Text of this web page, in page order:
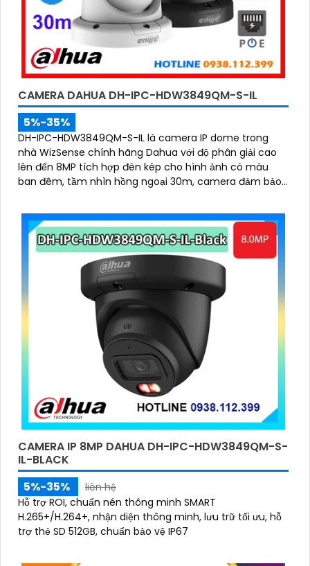
CAMERA DAHUA DH-IPC-HDW3849QM-S-IL
5%-35%
DH-IPC-HDW3849QM-S-IL là camera IP dome trong
nhà WizSense chính hãng Dahua với độ phân giải cao
lên đến 8MP tích hợp đèn kép cho hình ảnh có màu
ban đêm, tầm nhìn hồng ngoại 30m, camera đảm bảo
thẻ nhớ lên đến 512GB, tích hợp micro ghi âm, chuẩn
POE và khả năng nhận diện chính xác người và phương
tiện giám sát an ninh tốt
CAMERA IP 8MP DAHUA DH-IPC-HDW3849QM-S-
IL-BLACK
5%-35%
liên hệ
Hỗ trợ ROI, chuẩn nén thông minh SMART
H.265+/H.264+, nhận diện thông minh, lưu trữ tối ưu, hỗ
trợ thẻ SD 512GB, chuẩn bảo vệ IP67